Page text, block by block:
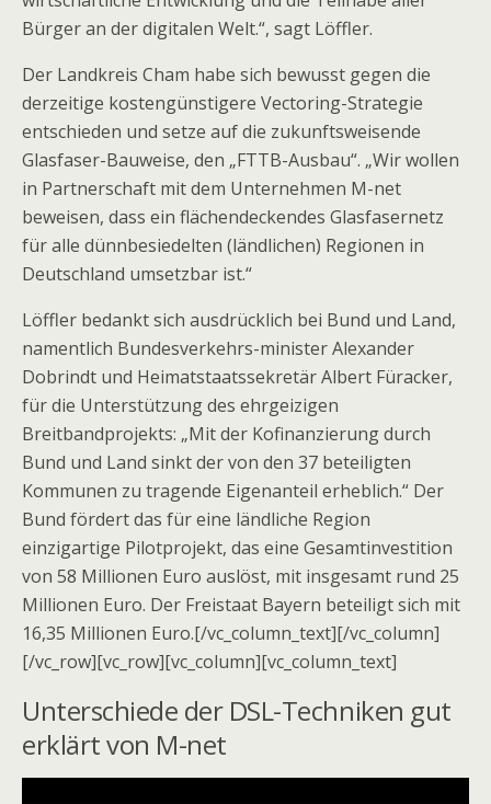
Bürger an der digitalen Welt.“, sagt Löffler.
Der Landkreis Cham habe sich bewusst gegen die
derzeitige kostengünstigere Vectoring-Strategie
entschieden und setze auf die zukunftsweisende
Glasfaser-Bauweise, den „FTTB-Ausbau“. „Wir wollen
in Partnerschaft mit dem Unternehmen M-net
beweisen, dass ein flächendeckendes Glasfasernetz
für alle dünnbesiedelten (ländlichen) Regionen in
Deutschland umsetzbar ist.“
Löffler bedankt sich ausdrücklich bei Bund und Land,
namentlich Bundesverkehrs-minister Alexander
Dobrindt und Heimatstaatssekretär Albert Füracker,
für die Unterstützung des ehrgeizigen
Breitbandprojekts: „Mit der Kofinanzierung durch
Bund und Land sinkt der von den 37 beteiligten
Kommunen zu tragende Eigenanteil erheblich.“ Der
Bund fördert das für eine ländliche Region
einzigartige Pilotprojekt, das eine Gesamtinvestition
von 58 Millionen Euro auslöst, mit insgesamt rund 25
Millionen Euro. Der Freistaat Bayern beteiligt sich mit
16,35 Millionen Euro.[/vc_column_text][/vc_column]
[/vc_row][vc_row][vc_column][vc_column_text]
Unterschiede der DSL-Techniken gut
erklärt von M-net